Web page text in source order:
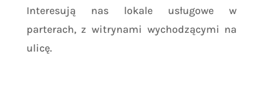
Interesują nas lokale usługowe w
parterach, z witrynami wychodzącymi na
ulicę.